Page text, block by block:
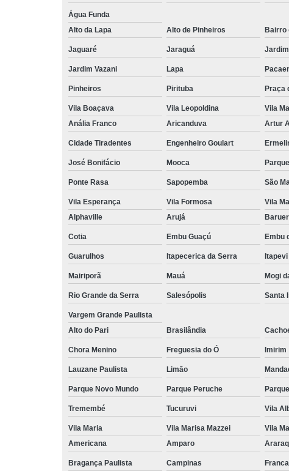
Água Funda
Alto da Lapa
Alto de Pinheiros Bairro
Jaguaré Jaraguá
Jardim Vazani Lapa
Pinheiros Pirituba Praça
Vila Boaçava Vila Leopoldina Vila
Anália Franco
Aricanduva Artur
Cidade Tiradentes Engenheiro Goulart
José Bonifácio Mooca
Ponte Rasa Sapopemba São
Vila Esperança Vila Formosa Vila
Alphaville
Arujá
Cotia Embu Guaçú Embu
Guarulhos Itapecerica da Serra Itapevi
Mairiporã Mauá Mogi
Rio Grande da Serra Salesópolis Santa
Vargem Grande Paulista
Alto do Pari
Brasilândia
Chora Menino Freguesia do Ó Imirim
Lauzane Paulista Limão
Parque Novo Mundo Parque Peruche
Tremembé Tucuruvi Vila
Vila Maria Vila Marisa Mazzei Vila
Americana
Amparo
Bragança Paulista Campinas Franca